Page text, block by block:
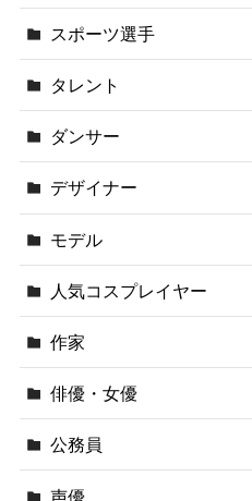
スポーツ選手
タレント
ダンサー
デザイナー
モデル
人気コスプレイヤー
作家
俳優・女優
公務員
声優